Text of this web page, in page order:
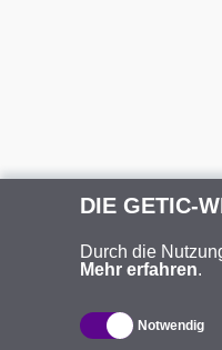
DIE GETIC-
Durch die
Mehr erfahren.
Notwendig